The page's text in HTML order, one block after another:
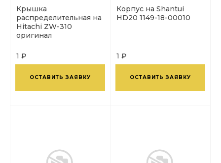
Крышка
распределительная на
Hitachi ZW-310
оригинал
1 ₽
ОСТАВИТЬ ЗАЯВКУ
Корпус на Shantui
HD20 1149-18-00010
1 ₽
ОСТАВИТЬ ЗАЯВКУ